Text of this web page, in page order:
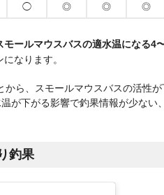
◯ ◎ ◎ ◎
モールマウスバスの適水温になる4
なります。
から、スモールマウスバスの活性
が下がる影響で釣果情報が少ない
釣果